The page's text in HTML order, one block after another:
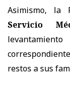
Asimismo, la
Servicio
restos a sus